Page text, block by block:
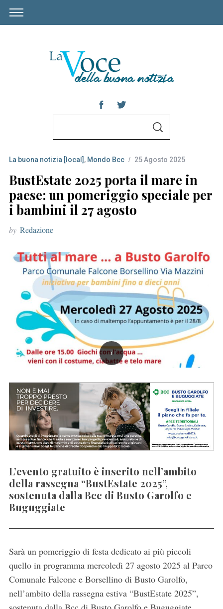
r
c
h
f
o
r
S
C
H
La buona notizia [local] , Mondo Bcc 25 Agosto 2025
BustEstate 2025 porta il mare in
paese: un pomeriggio speciale per
i bambini il 27 agosto
by Redazione
L’evento gratuito è inserito nell’ambito
della rassegna “BustEstate 2025”,
sostenuta dalla Bcc di Busto Garolfo e
Buguggiate
Sarà un pomeriggio di festa dedicato ai più piccoli
quello in programma mercoledì 27 agosto 2025 al Parco
Comunale Falcone e Borsellino di Busto Garolfo,
nell’ambito della rassegna estiva “BustEstate 2025”,